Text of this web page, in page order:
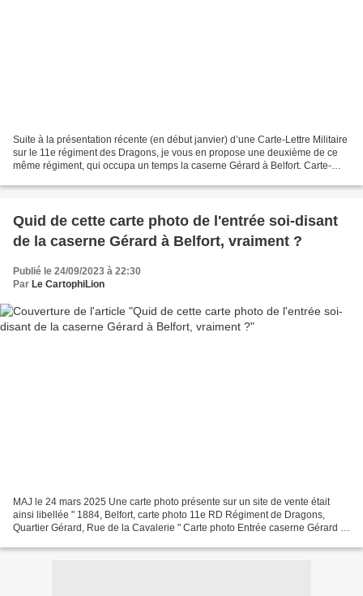
Suite à la présentation récente (en début janvier) d’une Carte-Lettre Militaire
sur le 11e régiment des Dragons, je vous en propose une deuxième de ce
même régiment, qui occupa un temps la caserne Gérard à Belfort. Carte-
Quid de cette carte photo de l'entrée soi-disant
de la caserne Gérard à Belfort, vraiment ?
Publié le 24/09/2023 à 22:30
Par Le CartophiLion
MAJ le 24 mars 2025 Une carte photo présente sur un site de vente était
ainsi libellée " 1884, Belfort, carte photo 11e RD Régiment de Dragons,
Quartier Gérard, Rue de la Cavalerie " Carte photo Entrée caserne Gérard à